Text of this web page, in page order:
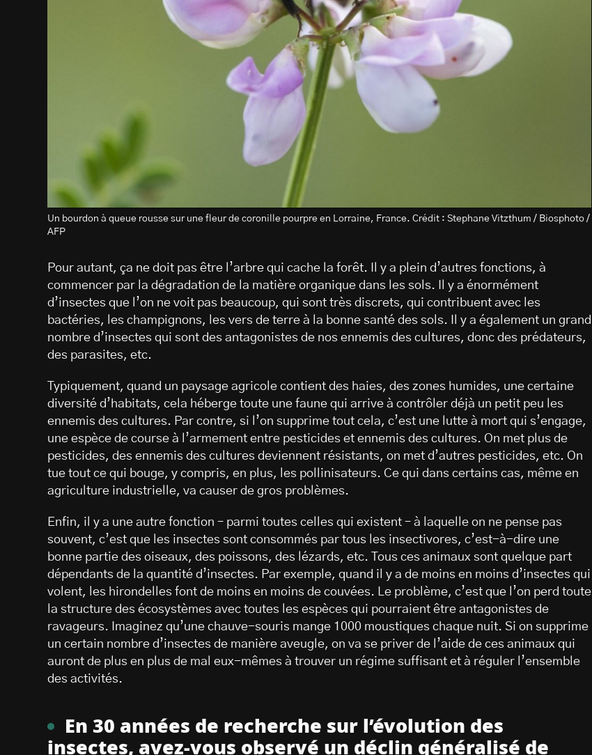
Un bourdon à queue rousse sur une fleur de coronille pourpre en Lorraine, France. Crédit : Stephane Vitzthum / Biosphoto /
AFP
Pour autant, ça ne doit pas être l’arbre qui cache la forêt. Il y a plein d’autres fonctions, à
commencer par la dégradation de la matière organique dans les sols. Il y a énormément
d’insectes que l’on ne voit pas beaucoup, qui sont très discrets, qui contribuent avec les
bactéries, les champignons, les vers de terre à la bonne santé des sols. Il y a également un grand
nombre d’insectes qui sont des antagonistes de nos ennemis des cultures, donc des prédateurs,
des parasites, etc.
Typiquement, quand un paysage agricole contient des haies, des zones humides, une certaine
diversité d’habitats, cela héberge toute une faune qui arrive à contrôler déjà un petit peu les
ennemis des cultures. Par contre, si l’on supprime tout cela, c’est une lutte à mort qui s’engage,
une espèce de course à l’armement entre pesticides et ennemis des cultures. On met plus de
pesticides, des ennemis des cultures deviennent résistants, on met d’autres pesticides, etc. On
tue tout ce qui bouge, y compris, en plus, les pollinisateurs. Ce qui dans certains cas, même en
agriculture industrielle, va causer de gros problèmes.
Enfin, il y a une autre fonction – parmi toutes celles qui existent – à laquelle on ne pense pas
souvent, c’est que les insectes sont consommés par tous les insectivores, c’est-à-dire une
bonne partie des oiseaux, des poissons, des lézards, etc. Tous ces animaux sont quelque part
dépendants de la quantité d’insectes. Par exemple, quand il y a de moins en moins d’insectes qui
volent, les hirondelles font de moins en moins de couvées. Le problème, c’est que l’on perd toute
la structure des écosystèmes avec toutes les espèces qui pourraient être antagonistes de
ravageurs. Imaginez qu’une chauve-souris mange 1000 moustiques chaque nuit. Si on supprime
un certain nombre d’insectes de manière aveugle, on va se priver de l’aide de ces animaux qui
auront de plus en plus de mal eux-mêmes à trouver un régime suffisant et à réguler l’ensemble
des activités.
En 30 années de recherche sur l’évolution des
insectes, avez-vous observé un déclin généralisé de